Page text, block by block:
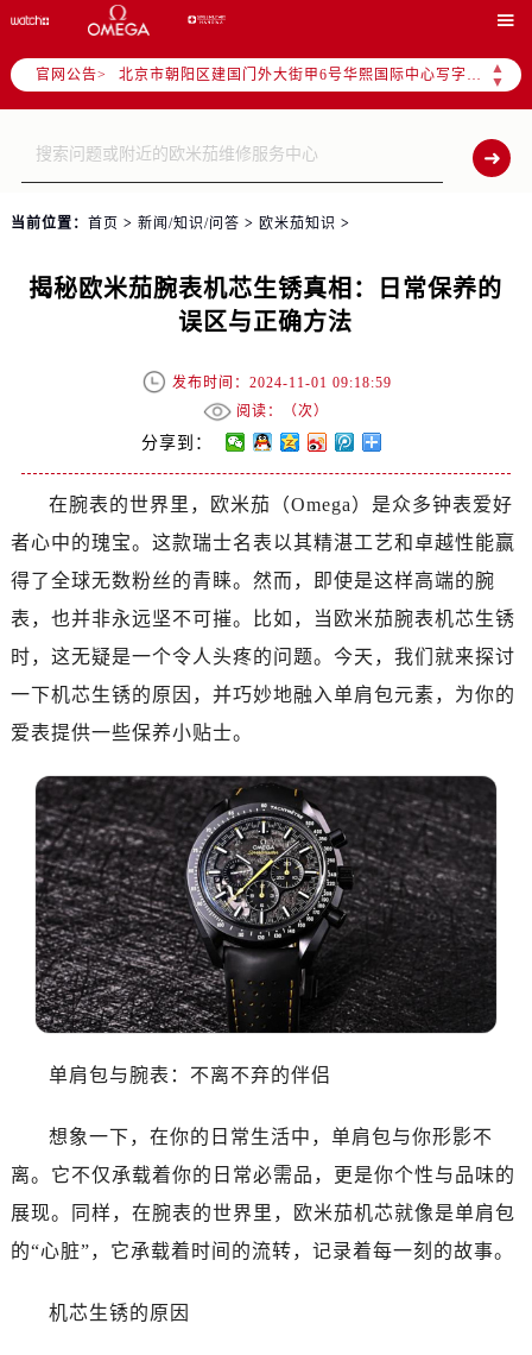

官网公告>
▲
▼
2026年6月卡地亚售后服务中心最新网点地址：
北京市朝阳区建国门外大街甲6号华熙国际中心写字楼D座11层1102室（需提前预约）
天津市和平区赤峰道136号天津国际金融中心写字楼26层2603室（需提前预约）
上海市徐汇区虹桥路3号港汇中心写字楼2座37层3705室（需提前预约）
徐州市鼓楼区淮海东路29号苏宁广场IFC国际金融中心写字楼35层3508室（需提前预约）
金华市金东区东市南街777号金华万达广场写字楼4号楼22层2209室（需提前预约）
绍兴市越城区胜利东路379号世茂天际中心写字楼8层805室（需提前预约）
嘉兴市南湖区广益路705号嘉兴世界贸易中心写字楼A座13层1304室（需提前预约）
南昌市红谷滩新区红谷中大道998号绿地双子塔（中央广场）A1座办公楼14层07室（需提前预约）
济南市历下区经十路11111号华润中心写字楼（万象城）15层1508室（需提前预约）
深圳市罗湖区深南东路5001号华润大厦写字楼17层1701室（需提前预约）
厦门市思明区湖滨东路95号华润大厦写字楼B座11层1104室（需提前预约）
福州市鼓楼区五四路128-1号恒力城写字楼15层03室（需提前预约）
成都市锦江区人民东路6号SAC东原中心写字楼24层2406B室（需提前预约）
重庆市江北区观音桥步行街2号融恒时代广场写字楼9层902室（需提前预约）
长沙市芙蓉区定王台街道建湘路393号世茂环球金融中心写字楼（芙蓉广场）10层13室（需提前预约）
郑州市二七区铭功路10号华润大厦写字楼29层2905室（需提前预约）
沈阳市沈河区中街路137号亨得利名表服务中心（品牌授权店）1层整层（需提前预约）
哈尔滨市道里区友谊西路600号富力中心T2座写字楼29层03室（需提前预约，营业时间：8:30-18:30）
大连市中山区人民路15号国际金融大厦7层G室（需提前预约）
佛山市禅城区季华五路57号万科金融中心C座12层1205室（需提前预约）
东莞市东城街道鸿福东路1号民盈国贸中心T1写字楼9层907室（需提前预约）
当前位置： 首页 > 新闻/知识/问答 > 欧米茄知识 >
揭秘欧米茄腕表机芯生锈真相：日常保养的
误区与正确方法
发布时间：2024-11-01 09:18:59
阅读：（次）
分享到：
在腕表的世界里，欧米茄（Omega）是众多钟表爱好
者心中的瑰宝。这款瑞士名表以其精湛工艺和卓越性能赢
得了全球无数粉丝的青睐。然而，即使是这样高端的腕
表，也并非永远坚不可摧。比如，当欧米茄腕表机芯生锈
时，这无疑是一个令人头疼的问题。今天，我们就来探讨
一下机芯生锈的原因，并巧妙地融入单肩包元素，为你的
爱表提供一些保养小贴士。
单肩包与腕表：不离不弃的伴侣
想象一下，在你的日常生活中，单肩包与你形影不
离。它不仅承载着你的日常必需品，更是你个性与品味的
展现。同样，在腕表的世界里，欧米茄机芯就像是单肩包
的“心脏”，它承载着时间的流转，记录着每一刻的故事。
机芯生锈的原因